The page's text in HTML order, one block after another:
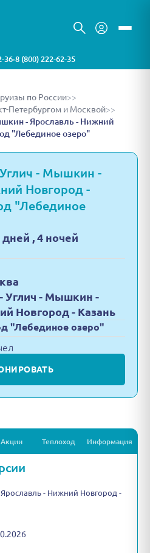
36•8 (800) 222-62-35
по России>>
Петербургом и Москвой>>
- Ярославль - Нижний
"Лебединое озеро"
- Мышкин -
Новгород -
"Лебединое
дней , 4 ночей
Углич - Мышкин -
Новгород - Казань
"Лебединое озеро"
Акции Теплоход Информация
- Нижний Новгород -